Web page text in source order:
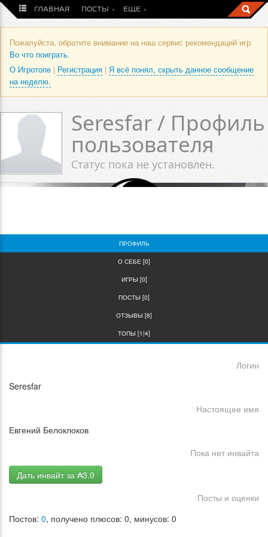
ГЛАВНАЯ ПОСТЫ ЕЩЕ
Пожалуйста, обратите внимание на наш сервис рекомендаций игр
Во что поиграть.
О Игротопе | Регистрация | Я всё понял, скрыть данное сообщение
на неделю.
Seresfar / Профиль
пользователя
Статус пока не установлен.
ПРОФИЛЬ
О СЕБЕ [0]
ИГРЫ [0]
ПОСТЫ [0]
ОТЗЫВЫ [8]
ТОПЫ [1|4]
Логин
Seresfar
Настоящее имя
Евгений Белоклоков
Пока нет инвайта
Дать инвайт за ₳3.0
Посты и оценки
Постов: 0, получено плюсов: 0, минусов: 0